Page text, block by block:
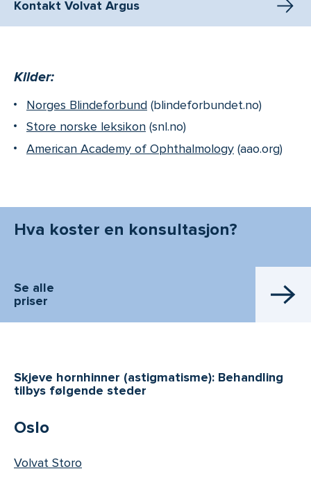
Kontakt Volvat Argus
Kilder:
Norges Blindeforbund (blindeforbundet.no)
Store norske leksikon (snl.no)
American Academy of Ophthalmology (aao.org)
Hva koster en konsultasjon?
Se alle
priser
Skjeve hornhinner (astigmatisme): Behandling
tilbys følgende steder
Oslo
Volvat Storo